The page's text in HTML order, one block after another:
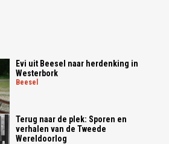
Evi uit Beesel naar herdenking in
Westerbork
beesel
Terug naar de plek: Sporen en
verhalen van de Tweede
Wereldoorlog